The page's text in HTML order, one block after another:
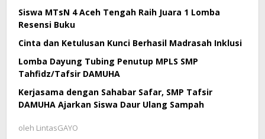
Siswa MTsN 4 Aceh Tengah Raih Juara 1 Lomba
Resensi Buku
Cinta dan Ketulusan Kunci Berhasil Madrasah Inklusi
Lomba Dayung Tubing Penutup MPLS SMP
Tahfidz/Tafsir DAMUHA
Kerjasama dengan Sahabar Safar, SMP Tafsir
DAMUHA Ajarkan Siswa Daur Ulang Sampah
oleh LintasGAYO